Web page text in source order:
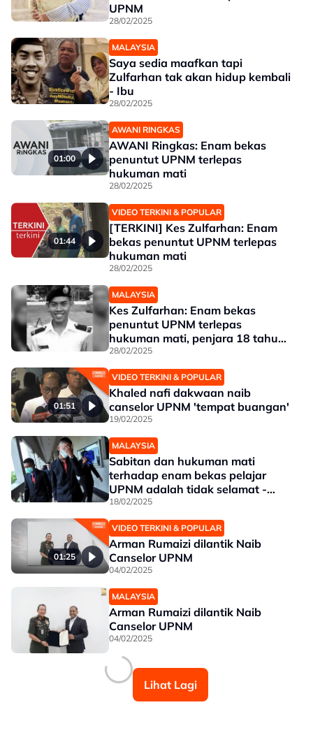
UPNM
28/02/2025
MALAYSIA
Saya sedia maafkan tapi
Zulfarhan tak akan hidup kembali
- Ibu
28/02/2025
01:00
AWANI RINGKAS
AWANI Ringkas: Enam bekas
penuntut UPNM terlepas
hukuman mati
28/02/2025
01:44
VIDEO TERKINI & POPULAR
[TERKINI] Kes Zulfarhan: Enam
bekas penuntut UPNM terlepas
hukuman mati
28/02/2025
MALAYSIA
Kes Zulfarhan: Enam bekas
penuntut UPNM terlepas
hukuman mati, penjara 18 tahun
kekal
28/02/2025
01:51
VIDEO TERKINI & POPULAR
Khaled nafi dakwaan naib
canselor UPNM 'tempat buangan'
19/02/2025
MALAYSIA
Sabitan dan hukuman mati
terhadap enam bekas pelajar
UPNM adalah tidak selamat -
Peguam
18/02/2025
01:25
VIDEO TERKINI & POPULAR
Arman Rumaizi dilantik Naib
Canselor UPNM
04/02/2025
MALAYSIA
Arman Rumaizi dilantik Naib
Canselor UPNM
04/02/2025
Lihat Lagi